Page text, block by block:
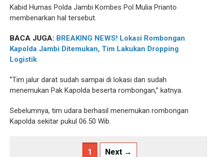
Kabid Humas Polda Jambi Kombes Pol Mulia Prianto
membenarkan hal tersebut.
BACA JUGA: BREAKING NEWS! Lokasi Rombongan
Kapolda Jambi Ditemukan, Tim Lakukan Dropping
Logistik
‘’Tim jalur darat sudah sampai di lokasi dan sudah
menemukan Pak Kapolda beserta rombongan,’’ katnya.
Sebelumnya, tim udara berhasil menemukan rombongan
Kapolda sekitar pukul 06.50 Wib.
1 Next →